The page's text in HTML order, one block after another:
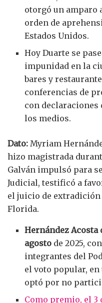
otorgó un amparo
orden de
Estados Unidos.
Hoy Duarte se
impunidad en la
bares y
conferencias de
con declaraciones
los medios.
Dato: Myriam
hizo magistrada
Galván impulsó para
Judicial, testificó a
el juicio de extradición
Florida.
Hernández Acosta
agosto de 2025,
integrantes del
el voto popular,
optó por no
Como premio, el 3